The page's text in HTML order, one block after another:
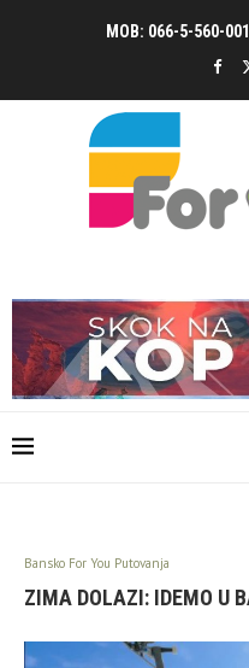
MOB: 066-5-560-001
Bansko For You Putovanja
ZIMA DOLAZI: IDEMO U